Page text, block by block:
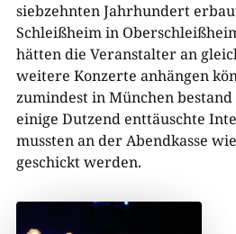
siebzehnten Jahrhundert
Schleißheim in
hätten die Veranstalter an
weitere Konzerte anhängen
zumindest in München
einige Dutzend enttäuschte
mussten an der Abendkasse
geschickt werden.